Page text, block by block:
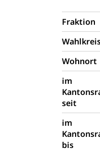
Fraktion
Wohnort
im
seit
im
bis
Kranken-
Prävention
Suchtprävention,
Tabakprävention,
Sekundärprävention,
Kantonales
Soziale Sicherheit
Sozialversicherungen,
Unfallversicherung,